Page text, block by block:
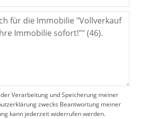
Verarbeitung und Speicherung meiner
zwecks Beantwortung meiner
kann jederzeit widerrufen werden.